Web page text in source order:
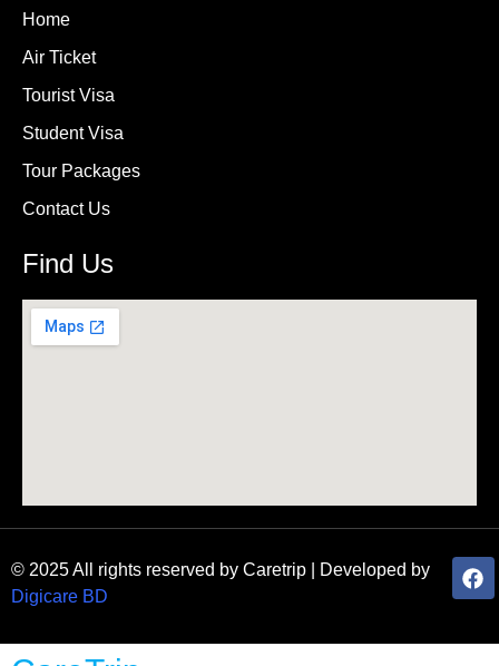
Home
Air Ticket
Tourist Visa
Student Visa
Tour Packages
Contact Us
Find Us
© 2025 All rights reserved by Caretrip | Developed by
Digicare BD